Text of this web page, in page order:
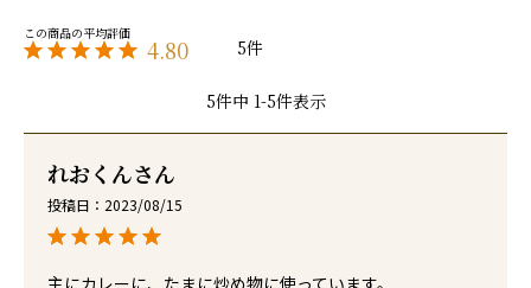
4.80 5
5件中 1-5件表示
れおくん
投稿日 2023/08/15